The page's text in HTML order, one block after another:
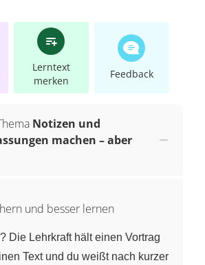
Lerntext
merken
Feedback
Notizen und
machen – aber
und besser lernen
Die Lehrkraft hält einen Vortrag
Text und du weißt nach kurzer